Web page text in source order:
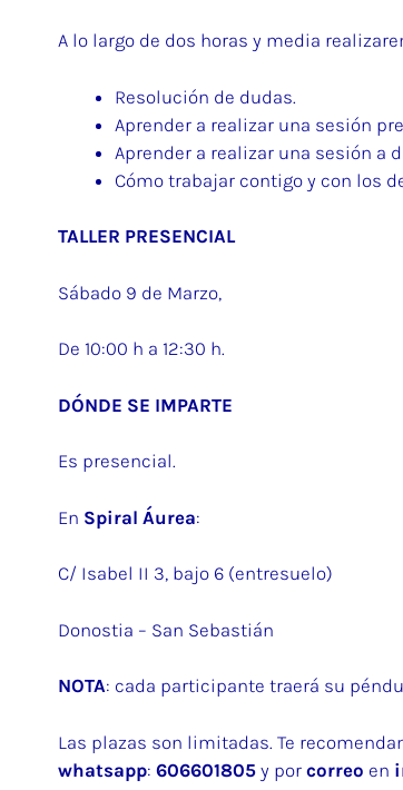
A lo largo de dos horas y media
Resolución de dudas.
Aprender a realizar una sesión
Aprender a realizar una sesión a
Cómo trabajar contigo y con los
TALLER PRESENCIAL
Sábado 9 de Marzo,
De 10:00 h a 12:30 h.
DÓNDE SE IMPARTE
Es presencial.
En Spiral Áurea:
C/ Isabel II 3, bajo 6 (entresuelo)
Donostia – San Sebastián
NOTA: cada participante traerá su
Las plazas son limitadas. Te
whatsapp: 606601805 y por correo en